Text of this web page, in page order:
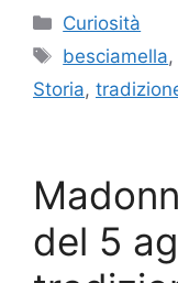
Categorie
Curiosità
Tag
besciamella,
Storia,
del 5